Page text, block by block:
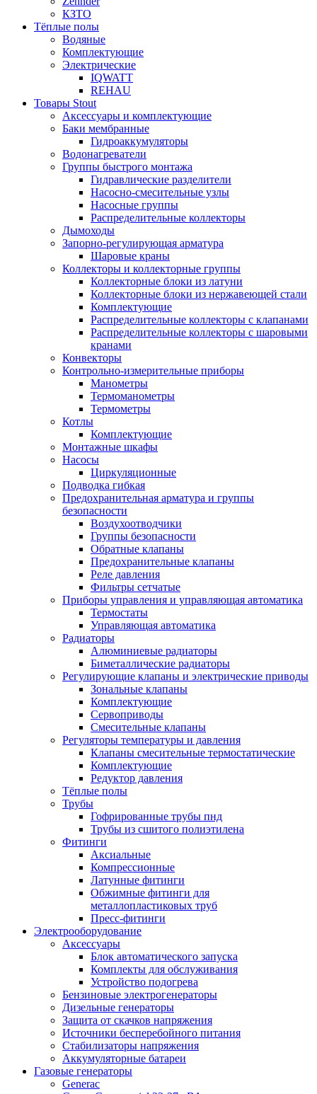
КЗТО
Тёплые полы
Водяные
Комплектующие
Электрические
IQWATT
REHAU
Товары Stout
Аксессуары и комплектующие
Баки мембранные
Гидроаккумуляторы
Водонагреватели
Группы быстрого монтажа
Гидравлические разделители
Насосно-смесительные узлы
Насосные группы
Распределительные коллекторы
Дымоходы
Запорно-регулирующая арматура
Шаровые краны
Коллекторы и коллекторные группы
Коллекторные блоки из латуни
Коллекторные блоки из нержавеющей стали
Комплектующие
Распределительные коллекторы с клапанами
Распределительные коллекторы с шаровыми
кранами
Конвекторы
Контрольно-измерительные приборы
Манометры
Термоманометры
Термометры
Котлы
Комплектующие
Монтажные шкафы
Насосы
Циркуляционные
Подводка гибкая
Предохранительная арматура и группы
безопасности
Воздухоотводчики
Группы безопасности
Обратные клапаны
Предохранительные клапаны
Реле давления
Фильтры сетчатые
Приборы управления и управляющая автоматика
Термостаты
Управляющая автоматика
Радиаторы
Алюминиевые радиаторы
Биметаллические радиаторы
Регулирующие клапаны и электрические приводы
Зональные клапаны
Комплектующие
Сервоприводы
Смесительные клапаны
Регуляторы температуры и давления
Клапаны смесительные термостатические
Комплектующие
Редуктор давления
Тёплые полы
Трубы
Гофрированные трубы пнд
Трубы из сшитого полиэтилена
Фитинги
Аксиальные
Компрессионные
Латунные фитинги
Обжимные фитинги для
металлопластиковых труб
Пресс-фитинги
Электрооборудование
Аксессуары
Блок автоматического запуска
Комплекты для обслуживания
Устройство подогрева
Бензиновые электрогенераторы
Дизельные генераторы
Защита от скачков напряжения
Источники бесперебойного питания
Стабилизаторы напряжения
Аккумуляторные батареи
Газовые генераторы
Generac